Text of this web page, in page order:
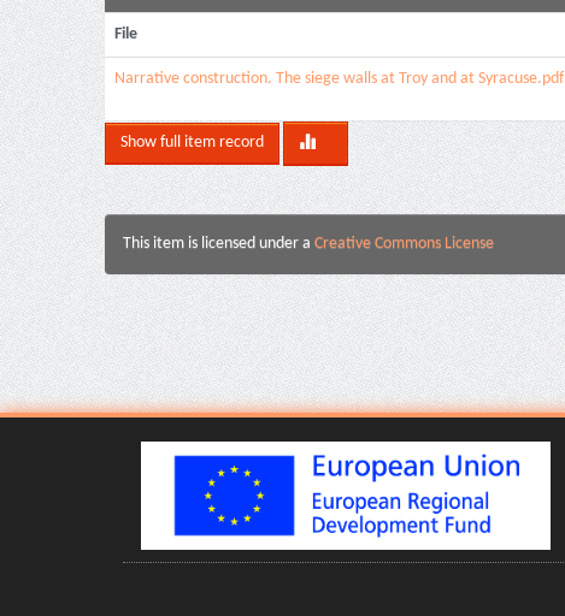
File
Narrative construction. The siege walls at Troy and at Syracuse.pdf
Show full item record
This item is licensed under a Creative Commons License